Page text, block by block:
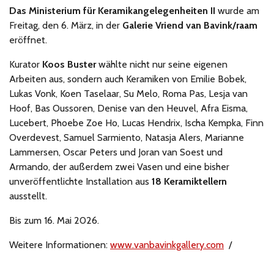
Das Ministerium für Keramikangelegenheiten II wurde am
Freitag, den 6. März, in der Galerie Vriend van Bavink/raam
eröffnet.
Kurator Koos Busterwählte nicht nur seine eigenen
Arbeiten aus, sondern auch Keramiken von Emilie Bobek,
Lukas Vonk, Koen Taselaar, Su Melo, Roma Pas, Lesja van
Hoof, Bas Oussoren, Denise van den Heuvel, Afra Eisma,
Lucebert, Phoebe Zoe Ho, Lucas Hendrix, Ischa Kempka, Finn
Overdevest, Samuel Sarmiento, Natasja Alers, Marianne
Lammersen, Oscar Peters und Joran van Soest und
Armando, der außerdem zwei Vasen und eine bisher
unveröffentlichte Installation aus 18 Keramiktellern
ausstellt.
Bis zum 16. Mai 2026.
Weitere Informationen: www.vanbavinkgallery.com /